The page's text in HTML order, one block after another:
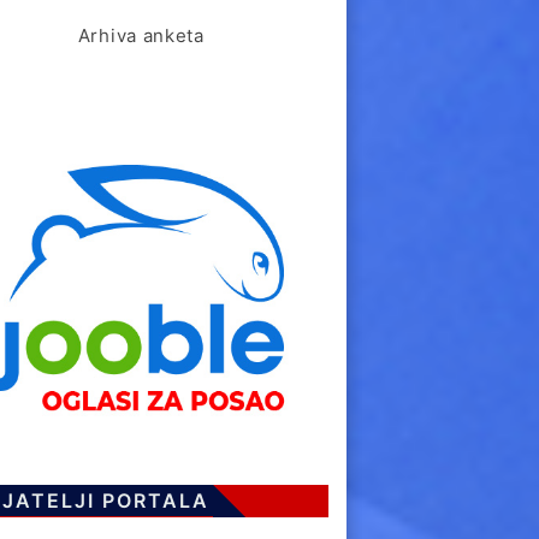
Arhiva anketa
PORTALA